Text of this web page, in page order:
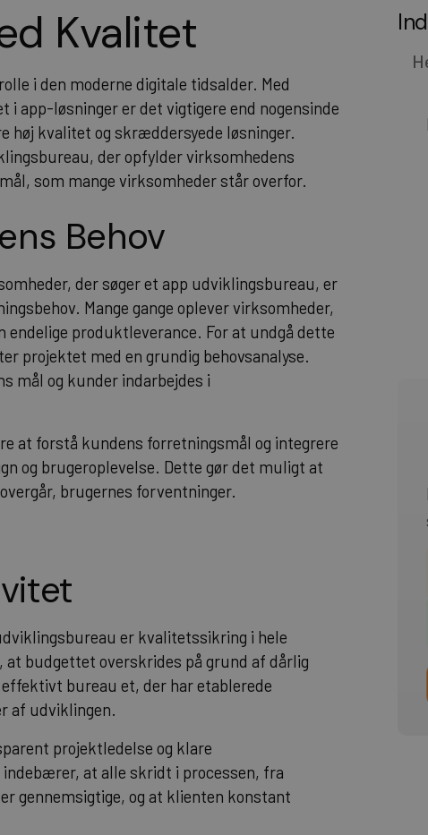
Kvalitet
i den moderne digitale tidsalder. Med
app-løsninger er det vigtigere end nogensinde
høj kvalitet og skræddersyede løsninger.
der opfylder virksomhedens
som mange virksomheder står overfor.
Behov
der søger et app udviklingsbureau, er
Mange gange oplever virksomheder,
produktleverance. For at undgå dette
projektet med en grundig behovsanalyse.
mål og kunder indarbejdes i
at forstå kundens forretningsmål og integrere
og brugeroplevelse. Dette gør det muligt at
brugernes forventninger.
er kvalitetssikring i hele
budgettet overskrides på grund af dårlig
bureau et, der har etablerede
af udviklingen.
projektledelse og klare
at alle skridt i processen, fra
gennemsigtige, og at klienten konstant